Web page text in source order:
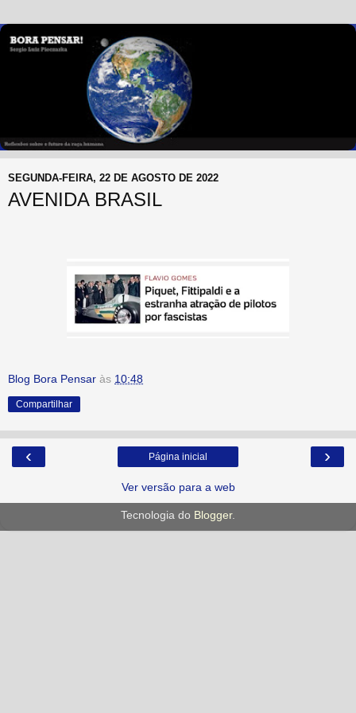
SEGUNDA-FEIRA, 22 DE AGOSTO DE 2022
AVENIDA BRASIL
Blog Bora Pensar às 10:48
Compartilhar
‹ ›
Página inicial
Ver versão para a web
Tecnologia do Blogger.